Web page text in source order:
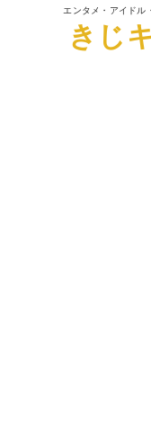
エンタメ・アイドル
きじ